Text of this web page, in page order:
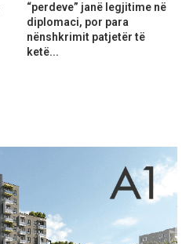
“perdeve” janë legjitime në
diplomaci, por para
nënshkrimit patjetër të
ketë...